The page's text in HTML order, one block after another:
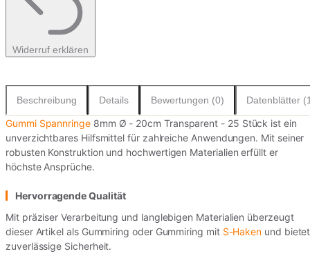
Widerruf erklären
Beschreibung Details Bewertungen (0) Datenblätter
Gummi Spannringe8mm Ø - 20cm Transparent - 25 Stück ist ein
unverzichtbares Hilfsmittel für zahlreiche Anwendungen. Mit seiner
robusten Konstruktion und hochwertigen Materialien erfüllt er
höchste Ansprüche.
Hervorragende Qualität
Mit präziser Verarbeitung und langlebigen Materialien überzeugt
dieser Artikel als Gummiring oder Gummiring mit S-Haken und bietet
zuverlässige Sicherheit.